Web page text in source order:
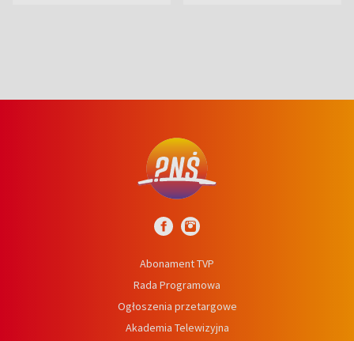
Abonament TVP
Rada Programowa
Ogłoszenia przetargowe
Akademia Telewizyjna